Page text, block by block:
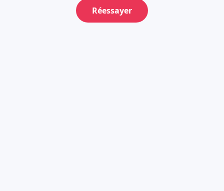
Réessayer